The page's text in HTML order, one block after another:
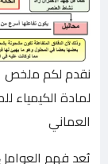
نقدم لكم ملخص
لمادة الكيمياء
العماني
يُعد فهم العوامل